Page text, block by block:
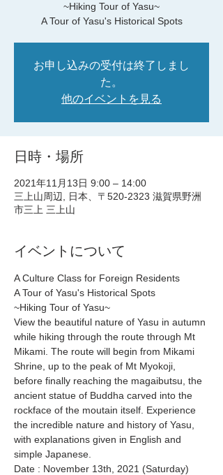
~Hiking Tour of Yasu~
A Tour of Yasu's Historical Spots
お申し込みの受付は終了しまし
た。
他のイベントを見る
日時・場所
2021年11月13日 9:00 – 14:00
三上山周辺, 日本、〒520-2323 滋賀県野洲
市三上 三上山
イベントについて
A Culture Class for Foreign Residents
A Tour of Yasu's Historical Spots
~Hiking Tour of Yasu~
View the beautiful nature of Yasu in autumn
while hiking through the route through Mt
Mikami. The route will begin from Mikami
Shrine, up to the peak of Mt Myokoji,
before finally reaching the magaibutsu, the
ancient statue of Buddha carved into the
rockface of the moutain itself. Experience
the incredible nature and history of Yasu,
with explanations given in English and
simple Japanese.
Date : November 13th, 2021 (Saturday)